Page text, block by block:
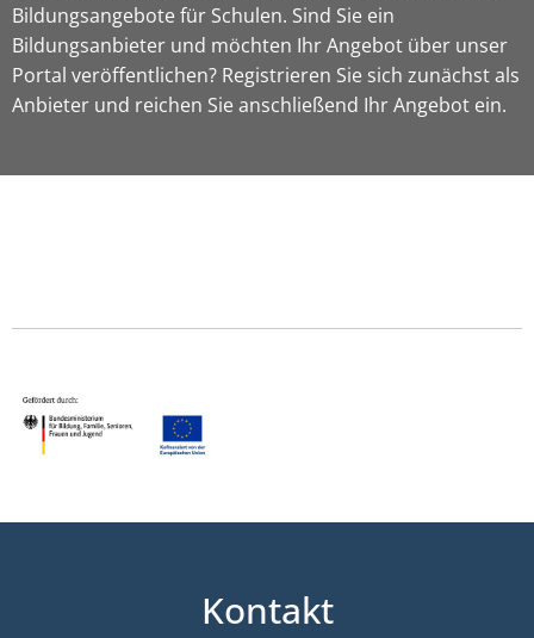
Bildungsangebote für Schulen. Sind Sie ein
Bildungsanbieter und möchten Ihr Angebot über unser
Portal veröffentlichen? Registrieren Sie sich zunächst als
Anbieter und reichen Sie anschließend Ihr Angebot ein.
Kontakt